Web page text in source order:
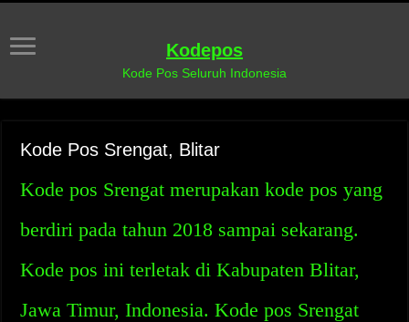
Kodepos
Kode Pos Seluruh Indonesia
Kode Pos Srengat, Blitar
Kode pos Srengat merupakan kode pos yang
berdiri pada tahun 2018 sampai sekarang.
Kode pos ini terletak di Kabupaten Blitar,
Jawa Timur, Indonesia. Kode pos Srengat